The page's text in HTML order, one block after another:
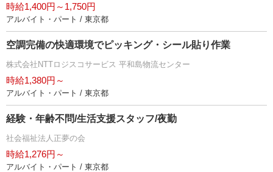
時給1,400円～1,750円
アルバイト・パート / 東京都
空調完備の快適環境でピッキング・シール貼り作業
株式会社NTTロジスコサービス 平和島物流センター
時給1,380円～
アルバイト・パート / 東京都
経験・年齢不問/生活支援スタッフ/夜勤
社会福祉法人正夢の会
時給1,276円～
アルバイト・パート / 東京都